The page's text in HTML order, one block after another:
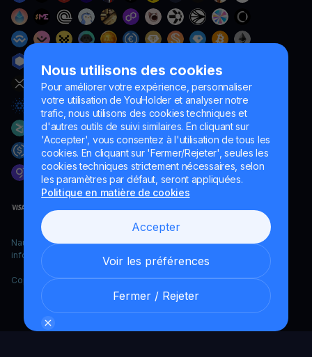
Nous utilisons des cookies
Pour améliorer votre expérience, personnaliser
votre utilisation de YouHolder et analyser notre
trafic, nous utilisons des cookies techniques et
d'autres outils de suivi similaires. En cliquant sur
'Accepter', vous consentez à l'utilisation de tous les
cookies. En cliquant sur 'Fermer/Rejeter', seules les
cookies techniques strictement nécessaires, selon
les paramètres par défaut, seront appliquées.
Politique en matière de cookies
Accepter
Voir les préférences
Fermer / Rejeter
Naumard LTD. – uniquement à des fins de développement
informatique, de recherche et de marketing
Copyright YouHodler, 2026.